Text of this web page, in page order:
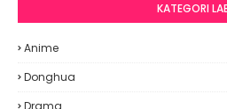
KATEGORI
Anime
Donghua
Drama